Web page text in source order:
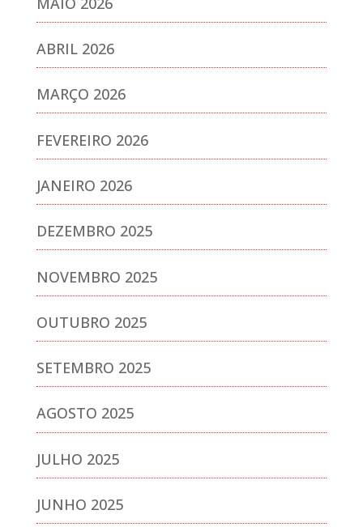
ABRIL 2026
MARÇO 2026
FEVEREIRO 2026
JANEIRO 2026
DEZEMBRO 2025
NOVEMBRO 2025
OUTUBRO 2025
SETEMBRO 2025
AGOSTO 2025
JULHO 2025
JUNHO 2025